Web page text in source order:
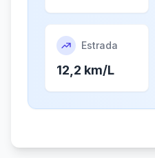
Estrada
12,2 km/L